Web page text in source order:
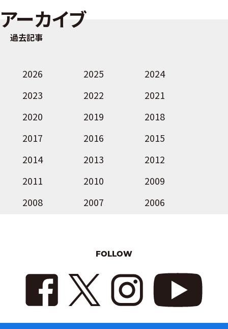
アーカイブ
過去記事
2026 2025
2024
2023
2022
2021
2020
2019
2018
2017
2016
2015
2014
2013
2012
2011
2010
2009
2008
2007 2006
FOLLOW